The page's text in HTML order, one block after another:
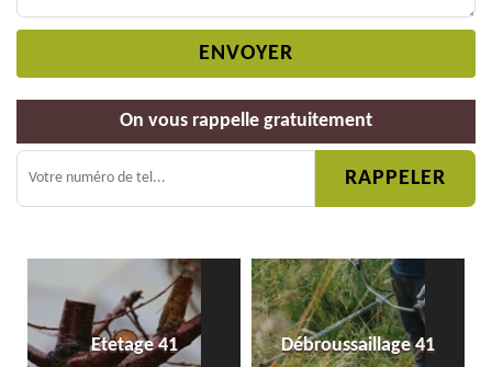
On vous rappelle gratuitement
Etetage 41 Débroussaillage 41